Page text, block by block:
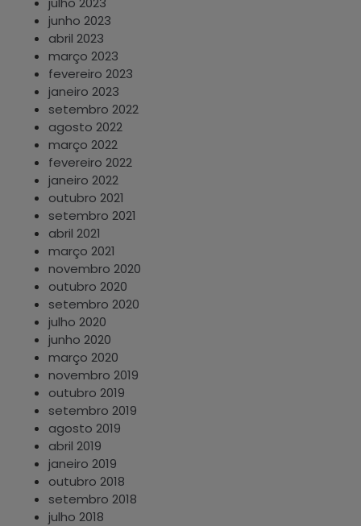
junho 2023
abril 2023
março 2023
fevereiro 2023
janeiro 2023
setembro 2022
agosto 2022
março 2022
fevereiro 2022
janeiro 2022
outubro 2021
setembro 2021
abril 2021
março 2021
novembro 2020
outubro 2020
setembro 2020
julho 2020
junho 2020
março 2020
novembro 2019
outubro 2019
setembro 2019
agosto 2019
abril 2019
janeiro 2019
outubro 2018
setembro 2018
julho 2018